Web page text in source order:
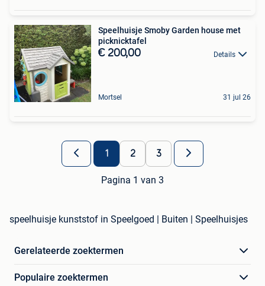
Speelhuisje Smoby Garden house met
picknicktafel
€ 200,00 Details
Mortsel 31 jul 26
1 2 3
Pagina 1 van 3
speelhuisje kunststof in Speelgoed | Buiten | Speelhuisjes
Gerelateerde zoektermen
Populaire zoektermen